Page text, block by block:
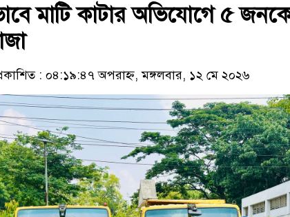
মাটি কাটার অভিযোগে ৫
: ০৪:১৯:৪৭ অপরাহ্ন, মঙ্গলবার, ১২ মে ২০২৬